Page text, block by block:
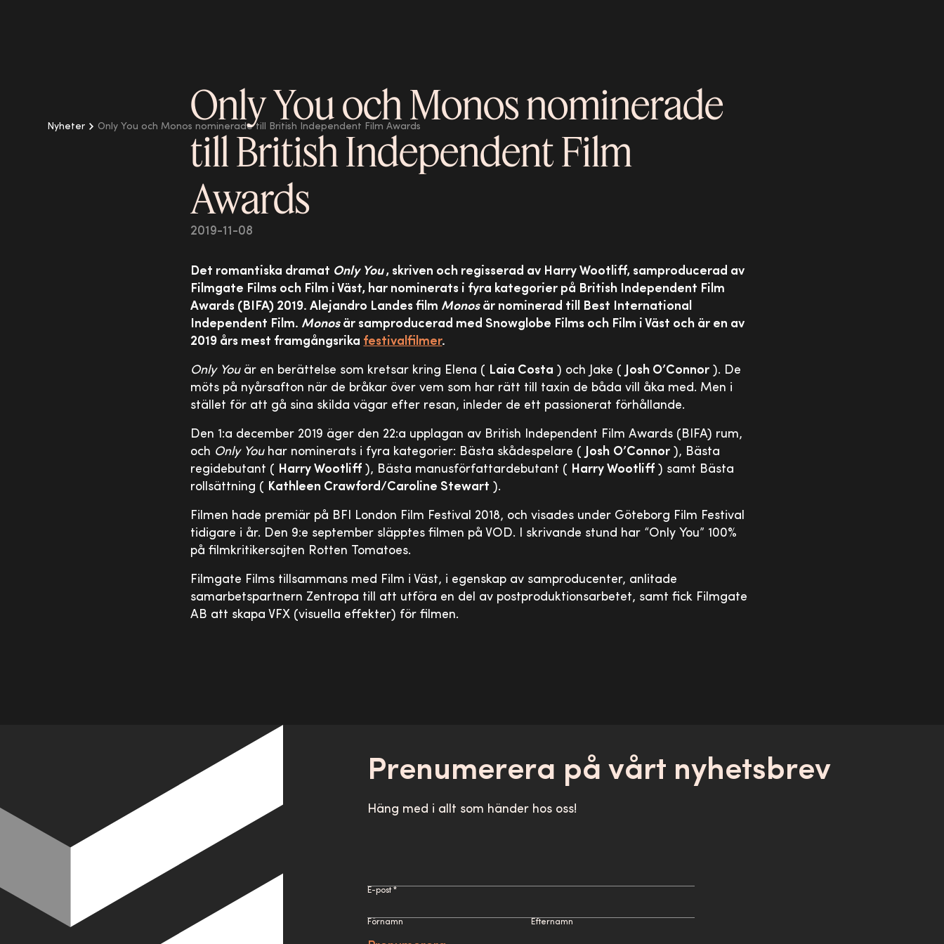
Nyheter Only You och Monos nominerade till British Independent Film Awards
Only You och Monos nominerade
till British Independent Film
Awards
2019-11-08
Det romantiska dramat Only You, skriven och regisserad av Harry Wootliff, samproducerad av
Filmgate Films och Film i Väst, har nominerats i fyra kategorier på British Independent Film
Awards (BIFA) 2019. Alejandro Landes film Monosär nominerad till Best International
Independent Film. Monosär samproducerad med Snowglobe Films och Film i Väst och är en av
2019 års mest framgångsrika festivalfilmer.
Only Youär en berättelse som kretsar kring Elena ( Laia Costa ) och Jake ( Josh O’Connor ). De
möts på nyårsafton när de bråkar över vem som har rätt till taxin de båda vill åka med. Men i
stället för att gå sina skilda vägar efter resan, inleder de ett passionerat förhållande.
Den 1:a december 2019 äger den 22:a upplagan av British Independent Film Awards (BIFA) rum,
och Only Youhar nominerats i fyra kategorier: Bästa skådespelare ( Josh O’Connor ), Bästa
regidebutant ( Harry Wootliff ), Bästa manusförfattardebutant ( Harry Wootliff ) samt Bästa
rollsättning ( Kathleen Crawford/Caroline Stewart ).
Filmen hade premiär på BFI London Film Festival 2018, och visades under Göteborg Film Festival
tidigare i år. Den 9:e september släpptes filmen på VOD. I skrivande stund har “Only You” 100%
på filmkritikersajten Rotten Tomatoes.
Filmgate Films tillsammans med Film i Väst, i egenskap av samproducenter, anlitade
samarbetspartnern Zentropa till att utföra en del av postproduktionsarbetet, samt fick Filmgate
AB att skapa VFX (visuella effekter) för filmen.
Prenumerera på vårt nyhetsbrev
Häng med i allt som händer hos oss!
E-post *
Förnamn Efternamn